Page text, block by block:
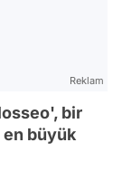
Reklam
bir
en büyük